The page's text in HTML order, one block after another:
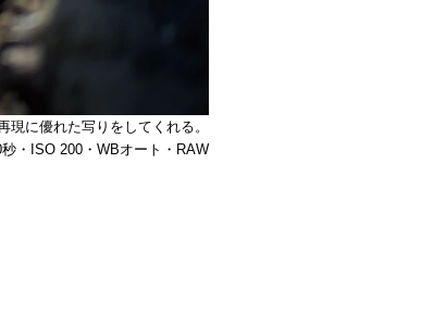
に優れた写りをしてくれる。
・ISO 200・WBオート・RAW